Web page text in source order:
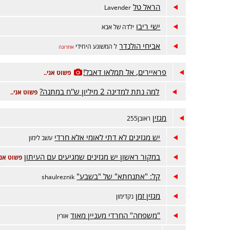
הראל טל Lavender
ישי ריבו ילדה של אבא
אביחי הולנדר ל המשוגע היחידי אחרונה
פראיירים, אל תמלאו דאבל! פשוט אני..
למה נתת למדינה 2 מיליון ש''ח במתנה? פשוט אני..
מגזין ראובן255
יש מגזינים לא דתי לאומי אלא חרדי עשב לימון
במקור ראשון יש מגזינים שמגיעים עם העיתון פשוט
קל: "אתנחתא" של "בשבע" shaulreznik
מגזין זמן נקדימון
"משפחה" החרדי מעניין מאוד אורין